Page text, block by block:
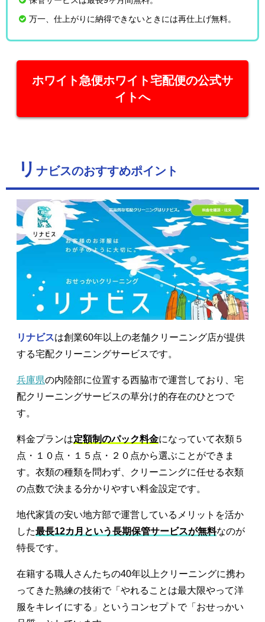
万一、仕上がりに納得できないときには再仕上げ無料。
ホワイト急便ホワイト宅配便の公式サ
イトへ
リ ナビスのおすすめポイント
リナビスは創業60年以上の老舗クリーニング店が提供
する宅配クリーニングサービスです。
兵庫県の内陸部に位置する西脇市で運営しており、宅
配クリーニングサービスの草分け的存在のひとつで
す。
料金プランは定額制のパック料金になっていて衣類５
点・１０点・１５点・２０点から選ぶことができま
す。衣類の種類を問わず、クリーニングに任せる衣類
の点数で決まる分かりやすい料金設定です。
地代家賃の安い地方部で運営しているメリットを活か
した最長12カ月という長期保管サービスが無料なのが
特長です。
在籍する職人さんたちの40年以上クリーニングに携わ
ってきた熟練の技術で「やれることは最大限やって洋
服をキレイにする」というコンセプトで「おせっかい